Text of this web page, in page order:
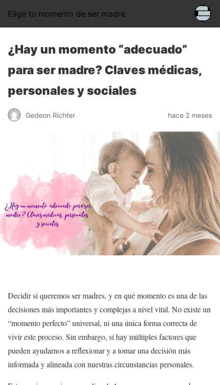
Elige tu momento de ser madre
¿Hay un momento “adecuado”
para ser madre? Claves médicas,
personales y sociales
Gedeon Richter hace 2 meses
Decidir si queremos ser madres, y en qué momento es una de las
decisiones más importantes y complejas a nivel vital. No existe un
“momento perfecto” universal, ni una única forma correcta de
vivir este proceso. Sin embargo, sí hay múltiples factores que
pueden ayudarnos a reflexionar y a tomar una decisión más
informada y alineada con nuestras circunstancias personales.